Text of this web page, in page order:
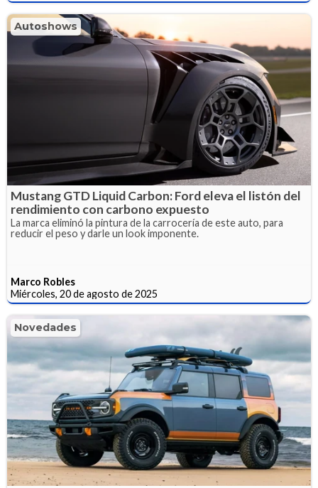
Autoshows
Mustang GTD Liquid Carbon: Ford eleva el listón del
rendimiento con carbono expuesto
La marca eliminó la pintura de la carrocería de este auto, para
reducir el peso y darle un look imponente.
Marco Robles
Miércoles, 20 de agosto de 2025
Novedades